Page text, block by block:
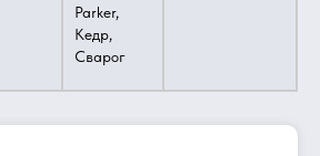
Parker,
Кедр,
Сварог